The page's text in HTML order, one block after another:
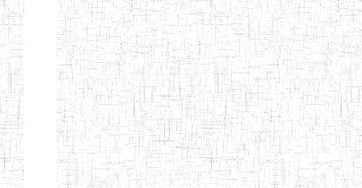
ENIEG
MODERNE
SAINTE MARIE
04/08/2010 ENIEG
ENIEG PRIVEE
BILINGUE LES
BOSONS
04/08/2010 ENIEG